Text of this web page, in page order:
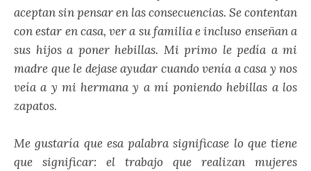
aceptan sin pensar en las consecuencias. Se contentan
con estar en casa, ver a su familia e incluso enseñan a
sus hijos a poner hebillas. Mi primo le pedía a mi
madre que le dejase ayudar cuando venía a casa y nos
veía a y mi hermana y a mí poniendo hebillas a los
zapatos.
Me gustaría que esa palabra significase lo que tiene
que significar: el trabajo que realizan mujeres